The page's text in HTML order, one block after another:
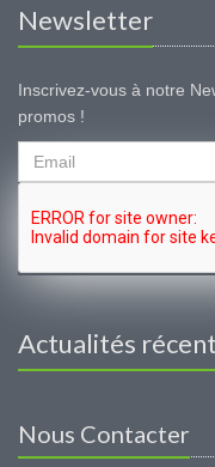
Newsletter
Inscrivez-vous à notre
promos !
Actualités
Nous Contacter